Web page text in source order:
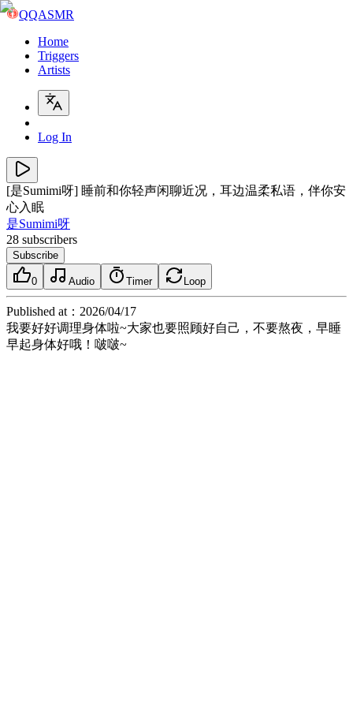
QQASMR
Home
Triggers
Artists
Log In
[是Sumimi呀] 睡前和你轻声闲聊近况，耳边温柔私语，伴你安
心入眠
是Sumimi呀
28 subscribers
Subscribe
0 Audio Timer Loop
Published at ： 2026/04/17
我要好好调理身体啦~大家也要照顾好自己，不要熬夜，早睡
早起身体好哦！啵啵~